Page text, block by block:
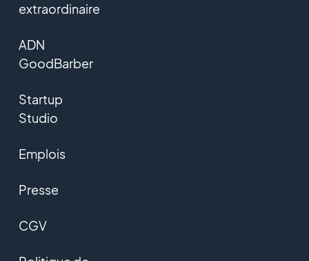
extraordinaire
ADN
GoodBarber
Startup
Studio
Emplois
Presse
CGV